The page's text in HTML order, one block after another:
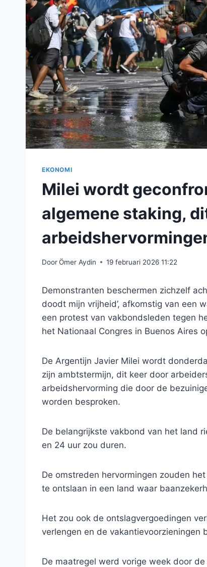
EKONOMI
Milei wordt
algemene staking,
DoorÖmer Aydin 19 februari 2026 11:22
Demonstranten beschermen zichzelf
doodt mijn vrijheid’, afkomstig van een
een protest van vakbondsleden tegen
het Nationaal Congres in Buenos Aires
De Argentijn Javier Milei wordt
zijn ambtstermijn, dit keer door
arbeidshervorming die door de
worden besproken.
De belangrijkste vakbond van het land
en 24 uur zou duren.
De omstreden hervormingen zouden
te ontslaan in een land waar
Het zou ook de ontslagvergoedingen
verlengen en de vakantievoorzieningen
De maatregel werd vorige week door